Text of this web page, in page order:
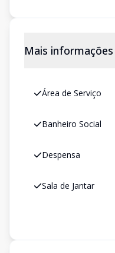
Mais informações
Área de Serviço
Banheiro Social
Despensa
Sala de Jantar